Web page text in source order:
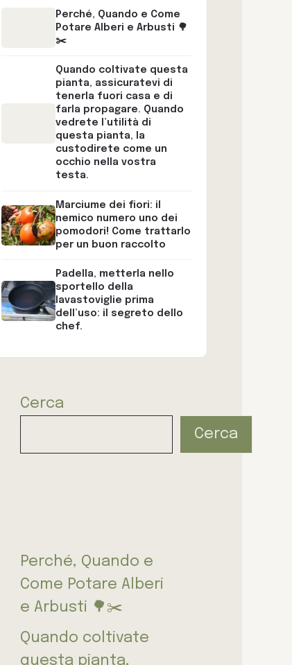
Perché, Quando e Come
Potare Alberi e Arbusti 🌳
✂️
Quando coltivate questa
pianta, assicuratevi di
tenerla fuori casa e di
farla propagare. Quando
vedrete l’utilità di
questa pianta, la
custodirete come un
occhio nella vostra
testa.
Marciume dei fiori: il
nemico numero uno dei
pomodori! Come trattarlo
per un buon raccolto
Padella, metterla nello
sportello della
lavastoviglie prima
dell’uso: il segreto dello
chef.
Cerca
Cerca
Perché, Quando e
Come Potare Alberi
e Arbusti 🌳✂️
Quando coltivate
questa pianta,